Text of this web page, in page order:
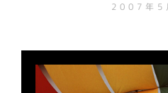
2007年5